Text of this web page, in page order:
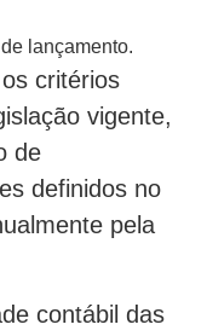
lançamento.
critérios
vigente,
de
definidos no
pela
contábil das